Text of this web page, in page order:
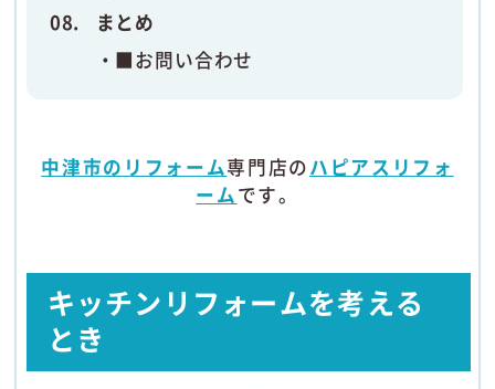
まとめ
■お問い合わせ
中津市のリフォーム専門店のハピアスリフォ
ームです。
キッチンリフォームを考える
とき